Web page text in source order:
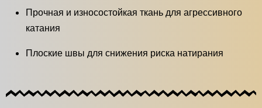
Прочная и износостойкая ткань для агрессивного
катания
Плоские швы для снижения риска натирания